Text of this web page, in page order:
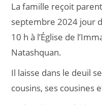
La famille reçoit
septembre 2024 jour
10 h à l’Église de
Natashquan.
Il laisse dans le deuil
cousins, ses cousines